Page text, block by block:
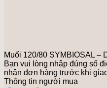
Muối 120/80 SYMBIOSAL –
Bạn vui lòng nhập đúng số
nhận đơn hàng trước khi
Thông tin người mua